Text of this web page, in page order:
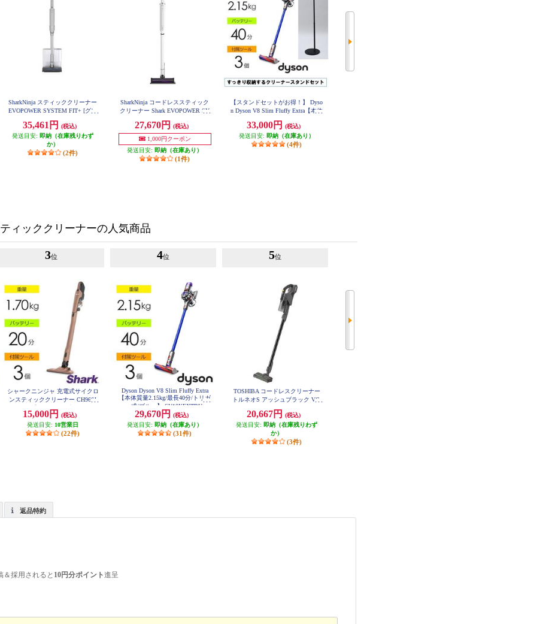
SharkNinja スティッククリーナー
EVOPOWER SYSTEM FIT+ [グレ
ージュ] LC152JST
35,461円
(税込)
発送目安: 即納（在庫残りわず
か）
(2件)
SharkNinja コードレススティック
クリーナー Shark EVOPOWER SY
27,670円
(税込)
1,000円クーポン
発送目安: 即納（在庫あり）
(1件)
【スタンドセットがお得！】 Dyso
n Dyson V8 Slim Fluffy Extra【本体
質量2.15kg/最長40分/トリガー式/
ブルー】RCS-30スタンドセット S
V10KEXTBU-Y-ESET
33,000円
(税込)
発送目安: 即納（在庫あり）
(4件)
ィッククリーナーの人気商品
3位
シャークニンジャ 充電式サイクロ
ンスティッククリーナー CH966J
シリーズ【サイクロン式/コードレ
ス/ライトコーラル】 CH966JLC
15,000円
(税込)
発送目安: 10営業日
(22件)
4位
Dyson Dyson V8 Slim Fluffy Extra
【本体質量2.15kg/最長40分/トリガ
ー式/ブルー】 SV10KEXTBU
29,670円
(税込)
発送目安: 即納（在庫あり）
(31件)
5位
TOSHIBA コードレスクリーナー
トルネオS アッシュブラック VC-
20,667円
(税込)
発送目安: 即納（在庫残りわず
か）
(3件)
返品特約
＆採用されると 10円分ポイント進呈